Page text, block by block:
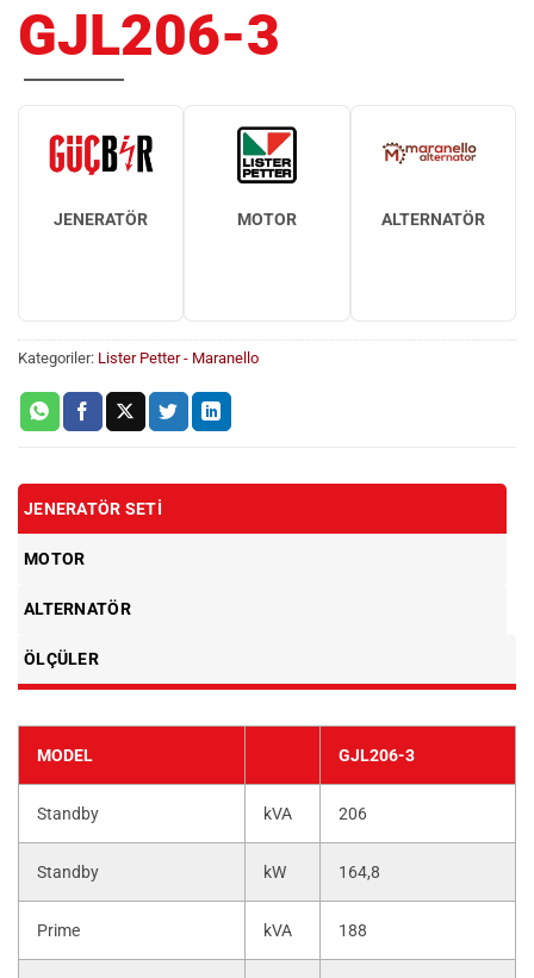
GJL206-3
JENERATÖR MOTOR ALTERNATÖR
Kategoriler: Lister Petter - Maranello
JENERATÖR SETI
MOTOR
ALTERNATÖR
ÖLÇÜLER
MODEL GJL206-3
Standby kVA 206
Standby kW 164,8
Prime kVA 188